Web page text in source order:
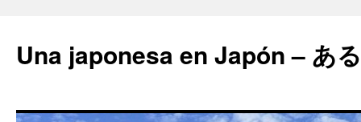
Una japonesa en Japón – あ